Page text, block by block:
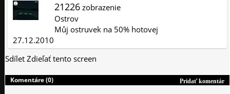
21226 zobrazenie
Ostrov
Můj ostruvek na 50% hotovej
27.12.2010
Sdílet Zdieľať tento screen
Pridať komentár
Komentáre (0)